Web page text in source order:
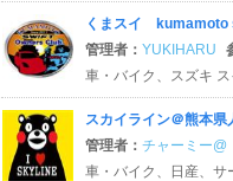
くまスイ kumamoto
管理者： YUKIHARU
車・バイク、スズキ
スカイライン＠熊本県
管理者： チャーミー@
車・バイク、日産、サ